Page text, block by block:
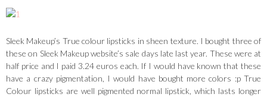
Sleek Makeup’s True colour lipsticks in sheen texture. I bought three of
these on Sleek Makeup website’s sale days late last year. These were at
half price and I paid 3.24 euros each. If I would have known that these
have a crazy pigmentation, I would have bought more colors :p True
Colour lipsticks are well pigmented normal lipstick, which lasts longer